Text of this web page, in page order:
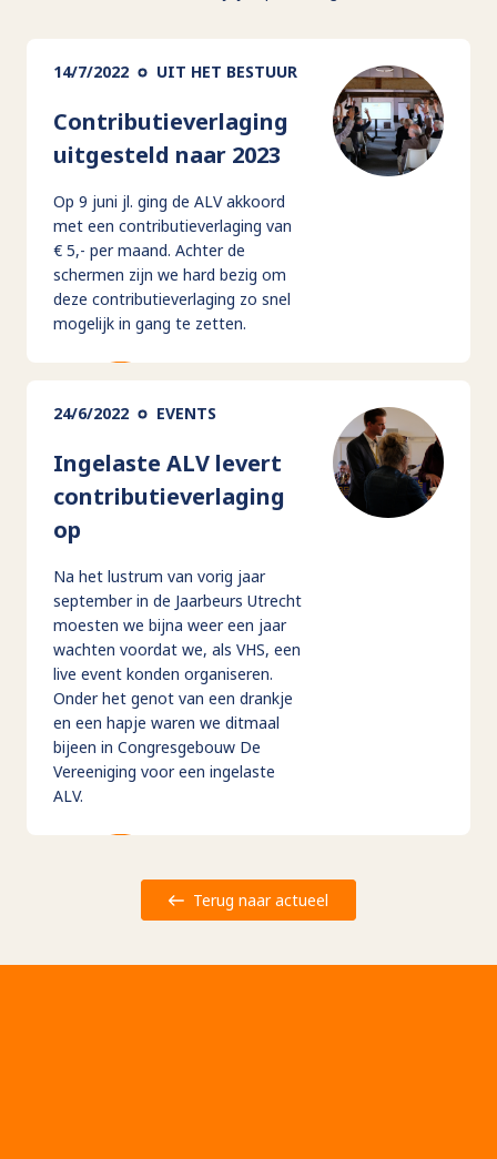
14/7/2022 UIT HET BESTUUR
Contributieverlaging
uitgesteld naar 2023
Op 9 juni jl. ging de ALV akkoord
met een contributieverlaging van
€ 5,- per maand. Achter de
schermen zijn we hard bezig om
deze contributieverlaging zo snel
mogelijk in gang te zetten.
24/6/2022 EVENTS
Ingelaste ALV levert
contributieverlaging
op
Na het lustrum van vorig jaar
september in de Jaarbeurs Utrecht
moesten we bijna weer een jaar
wachten voordat we, als VHS, een
live event konden organiseren.
Onder het genot van een drankje
en een hapje waren we ditmaal
bijeen in Congresgebouw De
Vereeniging voor een ingelaste
ALV.
Terug naar actueel